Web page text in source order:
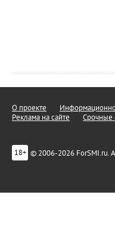
О проекте
Реклама на сайте
Срочные
18+ © 2006-2026 ForSMI.ru.